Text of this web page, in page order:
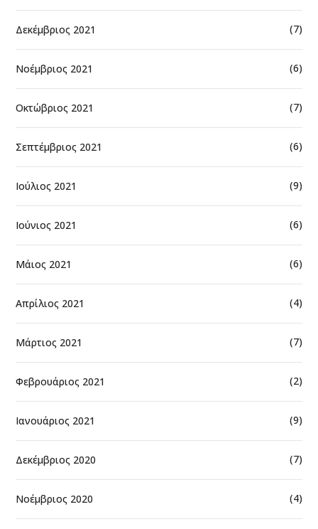
Δεκέμβριος 2021 (7)
Νοέμβριος 2021 (6)
Οκτώβριος 2021 (7)
Σεπτέμβριος 2021 (6)
Ιούλιος 2021 (9)
Ιούνιος 2021 (6)
Μάιος 2021 (6)
Απρίλιος 2021 (4)
Μάρτιος 2021 (7)
Φεβρουάριος 2021 (2)
Ιανουάριος 2021 (9)
Δεκέμβριος 2020 (7)
Νοέμβριος 2020 (4)